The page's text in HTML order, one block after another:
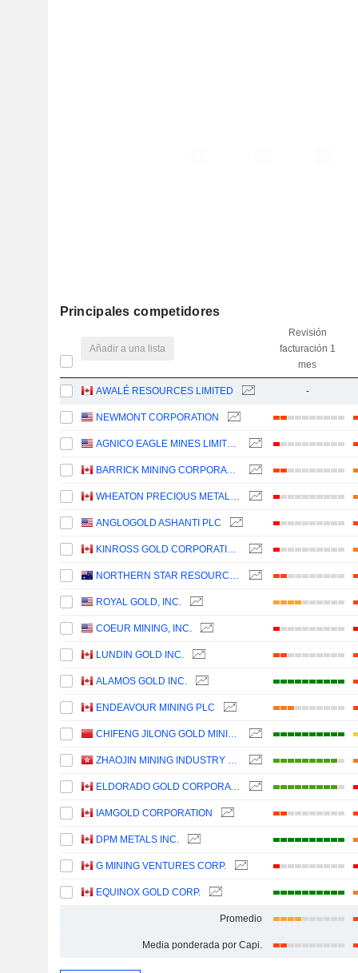
Principales competidores
Añadir a una lista
Revisión
facturación 1
mes
AWALÉ RESOURCES LIMITED -
NEWMONT CORPORATION
AGNICO EAGLE MINES LIMITED
BARRICK MINING CORPORATION
WHEATON PRECIOUS METALS CORP.
ANGLOGOLD ASHANTI PLC
KINROSS GOLD CORPORATION
NORTHERN STAR RESOURCES LIMITED
ROYAL GOLD, INC.
COEUR MINING, INC.
LUNDIN GOLD INC.
ALAMOS GOLD INC.
ENDEAVOUR MINING PLC
CHIFENG JILONG GOLD MINING GROUP LIMITED
ZHAOJIN MINING INDUSTRY COMPANY LIMITED
ELDORADO GOLD CORPORATION
IAMGOLD CORPORATION
DPM METALS INC.
G MINING VENTURES CORP.
EQUINOX GOLD CORP.
Promedio
Media ponderada por Capi.